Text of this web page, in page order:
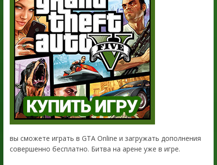
вы сможете играть в GTA Online и загружать дополнения
совершенно бесплатно. Битва на арене уже в игре.